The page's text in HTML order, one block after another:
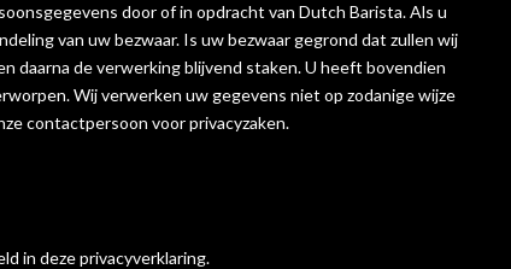
door of in opdracht van Dutch Barista. Als u
van uw bezwaar. Is uw bezwaar gegrond dat zullen wij
daarna de verwerking blijvend staken. U heeft bovendien
Wij verwerken uw gegevens niet op zodanige wijze
contactpersoon voor privacyzaken.
in deze privacyverklaring.